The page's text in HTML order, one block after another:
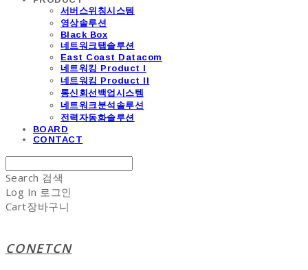
서버스위칭시스템
영상솔루션
Black Box
네트워크탭솔루션
East Coast Datacom
네트워킹 Product I
네트워킹 Product II
통신회선백업시스템
네트워크분석솔루션
전력자동화솔루션
BOARD
CONTACT
Search 검색
Log In 로그인
Cart장바구니
CONETCN